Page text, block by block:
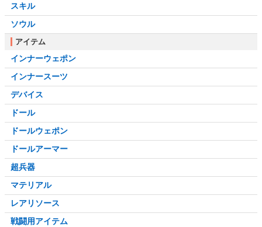
スキル
ソウル
アイテム
インナーウェポン
インナースーツ
デバイス
ドール
ドールウェポン
ドールアーマー
超兵器
マテリアル
レアリソース
戦闘用アイテム